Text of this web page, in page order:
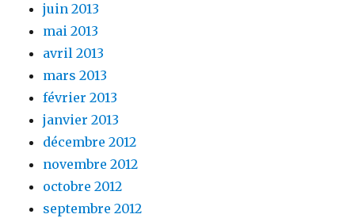
juin 2013
mai 2013
avril 2013
mars 2013
février 2013
janvier 2013
décembre 2012
novembre 2012
octobre 2012
septembre 2012